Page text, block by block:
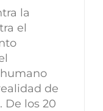
la
el
de
los 20